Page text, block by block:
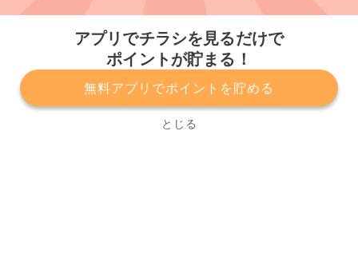
アプリでチラシを見るだけで
ポイントが貯まる！
無料アプリでポイントを貯める
とじる
プライバシーポリシー 利用規約
運営会社
サービスに関してのお問い合わせ